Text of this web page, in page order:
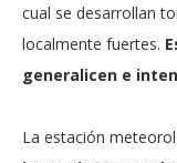
cual se desarrollan
localmente fuertes.
generalicen e
La estación